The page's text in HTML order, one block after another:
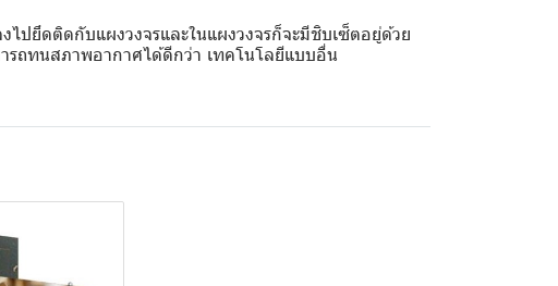
ยึดติดกับแผงวงจรและในแผงวงจรก็จะมีชิบเซ็ตอยู่ด้วย
รถทนสภาพอากาศได้ดีกว่า เทคโนโลยีแบบอื่น